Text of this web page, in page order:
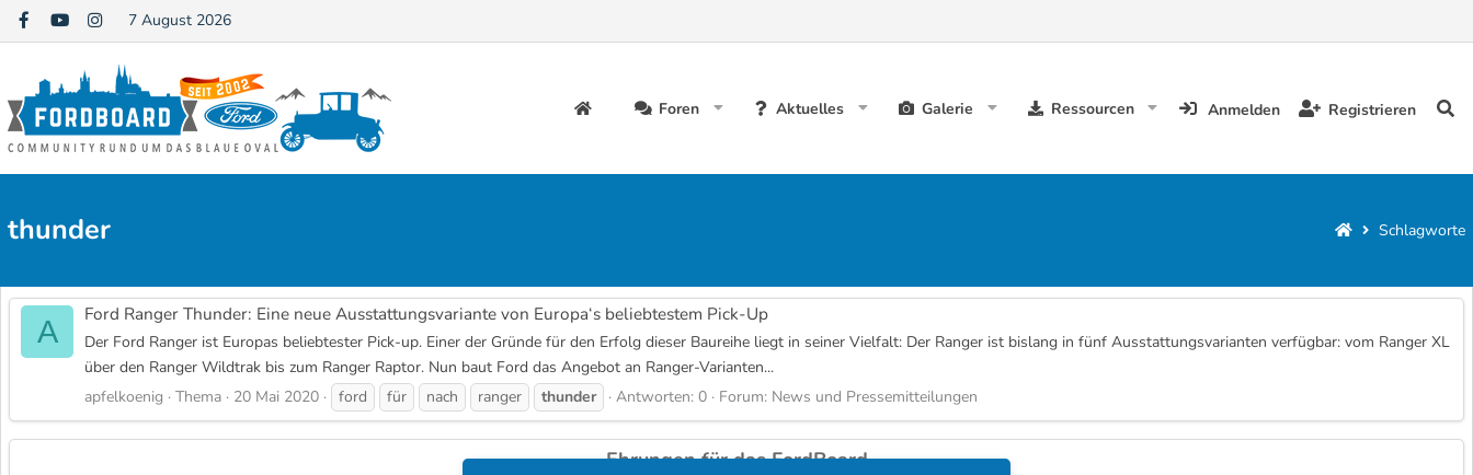
7 August 2026
Foren Aktuelles Galerie Ressourcen Anmelden Registrieren
thunder Schlagworte
A Ford Ranger Thunder: Eine neue Ausstattungsvariante von Europa‘s beliebtestem Pick-Up
Der Ford Ranger ist Europas beliebtester Pick-up. Einer der Gründe für den Erfolg dieser Baureihe liegt in seiner Vielfalt: Der Ranger ist bislang in fünf Ausstattungsvarianten verfügbar: vom Ranger XL
über den Ranger Wildtrak bis zum Ranger Raptor. Nun baut Ford das Angebot an Ranger-Varianten...
apfelkoenig
Thema 20 Mai 2020 ford für nach ranger thunder Antworten: 0 Forum: News und Pressemitteilungen
Ehrungen für das FordBoard